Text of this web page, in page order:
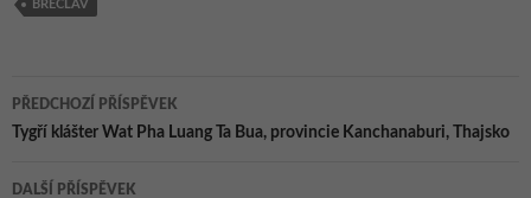
BŘECLAV
Navigace
pro
příspěvky
PŘEDCHOZÍ PŘÍSPĚVEK
Tygří klášter Wat Pha Luang Ta Bua, provincie Kanchanaburi, Thajsko
DALŠÍ PŘÍSPĚVEK